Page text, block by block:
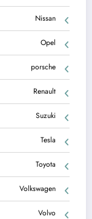
Nissan
Opel
porsche
Renault
Suzuki
Tesla
Toyota
Volkswagen
Volvo